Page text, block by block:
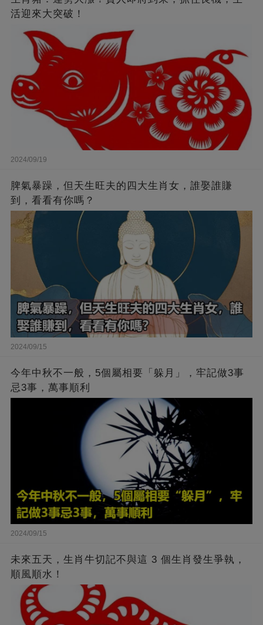
活迎來大突破！
2024/09/19
脾氣暴躁，但天生旺夫的四大生肖女，誰娶誰賺
到，看看有你嗎？
2024/09/15
今年中秋不一般，5個屬相要「躲月」，牢記做3事
忌3事，萬事順利
2024/09/15
未來五天，生肖牛切記不與這 3 個生肖發生爭執，
順風順水！